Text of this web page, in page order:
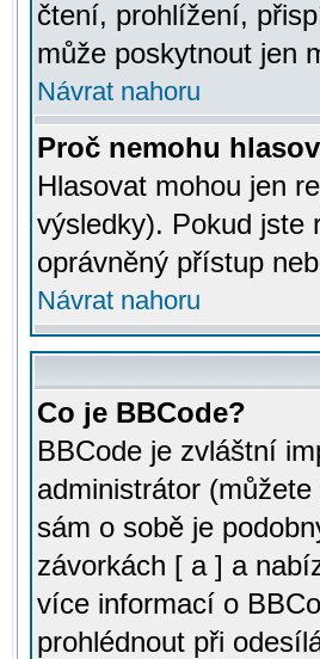
čtení, prohlížení,
může poskytnout jen
Návrat nahoru
Proč nemohu
Hlasovat mohou jen
výsledky). Pokud jste
oprávněný přístup
Návrat nahoru
Co je BBCode?
BBCode je zvláštní
administrátor
sám o sobě je
závorkách [ a ] a
více informací o
prohlédnout při